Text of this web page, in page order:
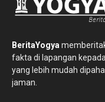
BeritaYogya
fakta di lapangan
yang lebih mudah
jaman.